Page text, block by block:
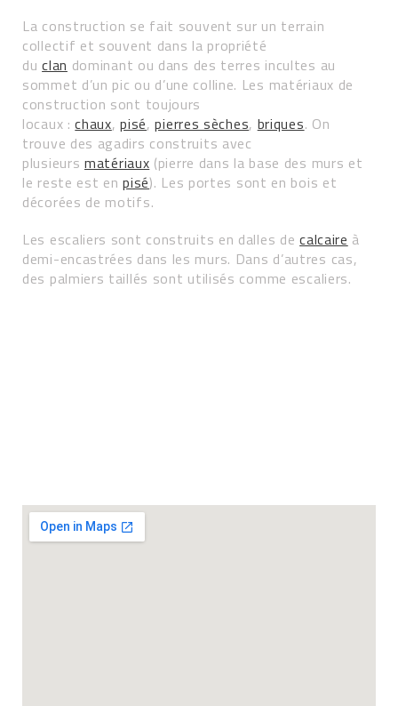
La construction se fait souvent sur un terrain
collectif et souvent dans la propriété
duclan dominant ou dans des terres incultes au
sommet d’un pic ou d’une colline. Les matériaux de
construction sont toujours
locaux :chaux,pisé,pierres sèches, briques. On
trouve des agadirs construits avec
plusieurs matériaux (pierre dans la base des murs et
le reste est enpisé). Les portes sont en bois et
décorées de motifs.
Les escaliers sont construits en dalles decalcaire à
demi-encastrées dans les murs. Dans d’autres cas,
des palmiers taillés sont utilisés comme escaliers.